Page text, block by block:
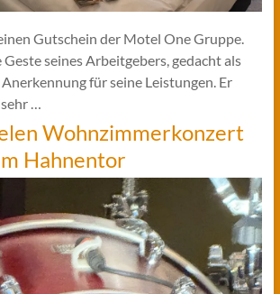
Gutschein der Motel One Gruppe.
seines Arbeitgebers, gedacht als
für seine Leistungen. Er
…
Wohnzimmerkonzert
Hahnentor